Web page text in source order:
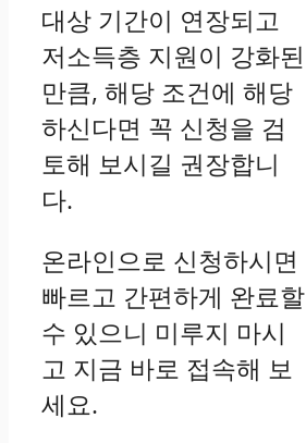
대상 기간이 연장되고
저소득층 지원이 강화된
만큼, 해당 조건에 해당
하신다면 꼭 신청을 검
토해 보시길 권장합니
다.
온라인으로 신청하시면
빠르고 간편하게 완료할
수 있으니 미루지 마시
고 지금 바로 접속해 보
세요.